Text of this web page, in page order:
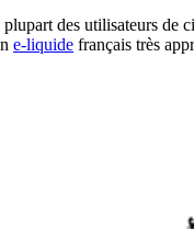
plupart des utilisateurs de
e-liquide français très